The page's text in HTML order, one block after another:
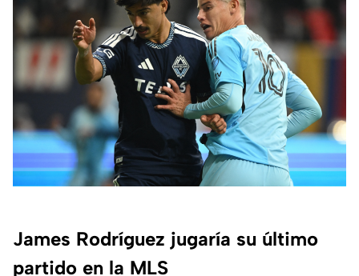
James Rodríguez jugaría su último
partido en la MLS